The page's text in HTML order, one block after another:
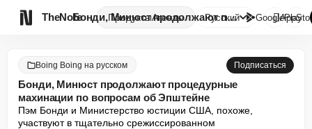
TheNote ПродуктыАгенты Бонди, Минюст продолжают проце...
Русский GooglePlay

Boing Boing на русском Подписаться
Бонди, Минюст продолжают процедурные
махинации по вопросам об Эпштейне
Пэм Бонди и Министерство юстиции США, похоже,
участвуют в тщательно срежиссированном